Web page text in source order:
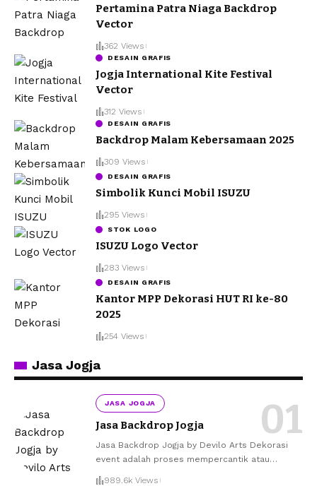
Pertamina Patra Niaga Backdrop
Vector
362 Views
DESAIN GRAFIS
Jogja International Kite Festival
Vector
312 Views
DESAIN GRAFIS
Backdrop Malam Kebersamaan 2025
309 Views
DESAIN GRAFIS
Simbolik Kunci Mobil ISUZU
295 Views
STOK LOGO
ISUZU Logo Vector
283 Views
DESAIN GRAFIS
Kantor MPP Dekorasi HUT RI ke-80
2025
254 Views
Jasa Jogja
JASA JOGJA
Jasa Backdrop Jogja
Jasa Backdrop Jogja by Devilo Arts Dekorasi
event adalah proses mempercantik atau…
989.6k Views